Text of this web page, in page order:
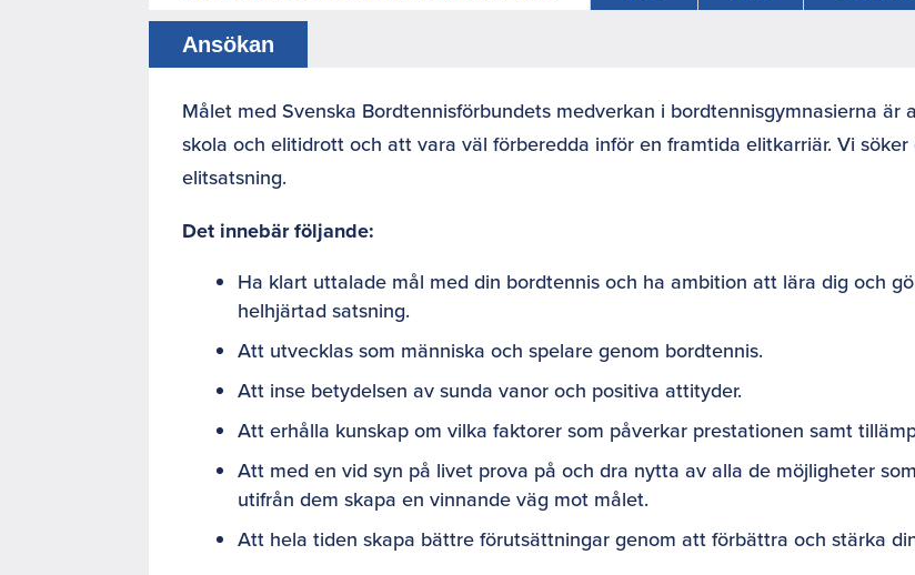
Ansökan
Målet med Svenska Bordtennisförbundets medverkan i bordtennisgymnasierna
skola och elitidrott och att vara väl förberedda inför en framtida elitkarriär. Vi
elitsatsning.
Det innebär följande:
Ha klart uttalade mål med din bordtennis och ha ambition att lära dig och
helhjärtad satsning.
Att utvecklas som människa och spelare genom bordtennis.
Att inse betydelsen av sunda vanor och positiva attityder.
Att erhålla kunskap om vilka faktorer som påverkar prestationen samt
Att med en vid syn på livet prova på och dra nytta av alla de möjligheter
utifrån dem skapa en vinnande väg mot målet.
Att hela tiden skapa bättre förutsättningar genom att förbättra och stärka